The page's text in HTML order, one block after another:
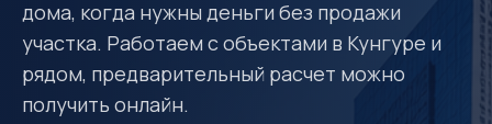
дома, когда нужны деньги без продажи
участка. Работаем с объектами в Кунгуре и
рядом, предварительный расчет можно
получить онлайн.